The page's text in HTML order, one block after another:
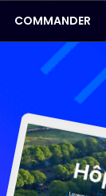
COMMANDER